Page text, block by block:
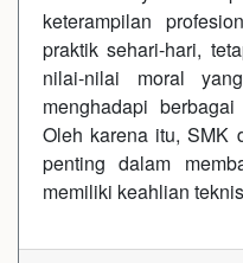
keterampilan
praktik sehari-hari,
nilai-nilai moral
menghadapi
Oleh karena itu, SMK
penting dalam
memiliki keahlian